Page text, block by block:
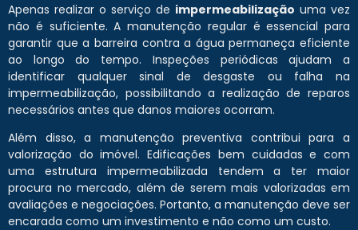
Apenas realizar o serviço de impermeabilização uma vez
não é suficiente. A manutenção regular é essencial para
garantir que a barreira contra a água permaneça eficiente
ao longo do tempo. Inspeções periódicas ajudam a
identificar qualquer sinal de desgaste ou falha na
impermeabilização, possibilitando a realização de reparos
necessários antes que danos maiores ocorram.
Além disso, a manutenção preventiva contribui para a
valorização do imóvel. Edificações bem cuidadas e com
uma estrutura impermeabilizada tendem a ter maior
procura no mercado, além de serem mais valorizadas em
avaliações e negociações. Portanto, a manutenção deve ser
encarada como um investimento e não como um custo.